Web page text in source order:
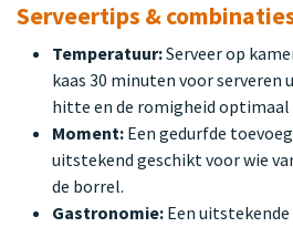
Serveertips &
Temperatuur:Serveer op
kaas 30 minuten voor serveren
hitte en de romigheid
Moment: Een gedurfde
uitstekend geschikt voor wie
de borrel.
Gastronomie: Een